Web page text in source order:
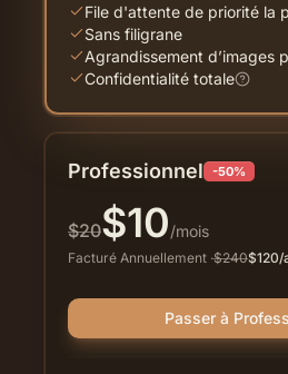
Professionnel -50%
$20$10/mois
Facturé Annuellement ·$240$120/
Passer à
File d'attente de priorité la
Sans filigrane
Agrandissement d’images
Confidentialité totale